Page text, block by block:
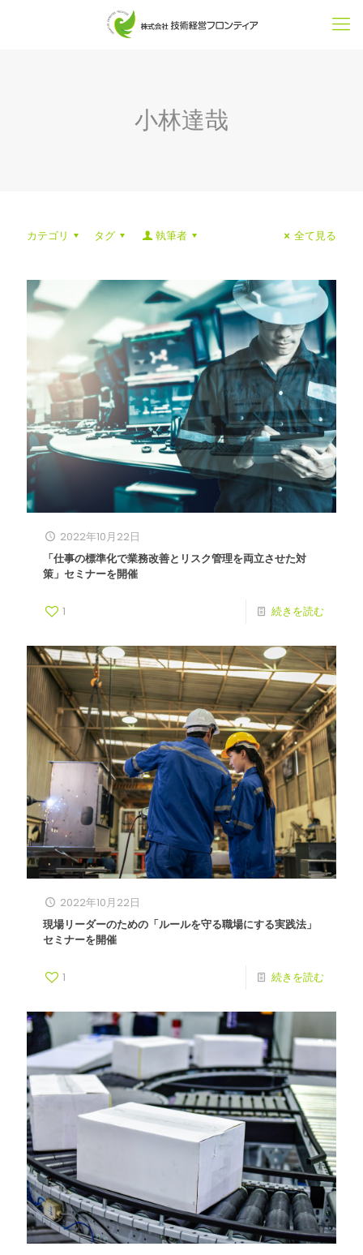
小林達哉
カテゴリ タグ 執筆者 全て見る
2022年10月22日
「仕事の標準化で業務改善とリスク管理を両立させた対
策」セミナーを開催
1 続きを読む
2022年10月22日
現場リーダーのための「ルールを守る職場にする実践法」
セミナーを開催
1 続きを読む